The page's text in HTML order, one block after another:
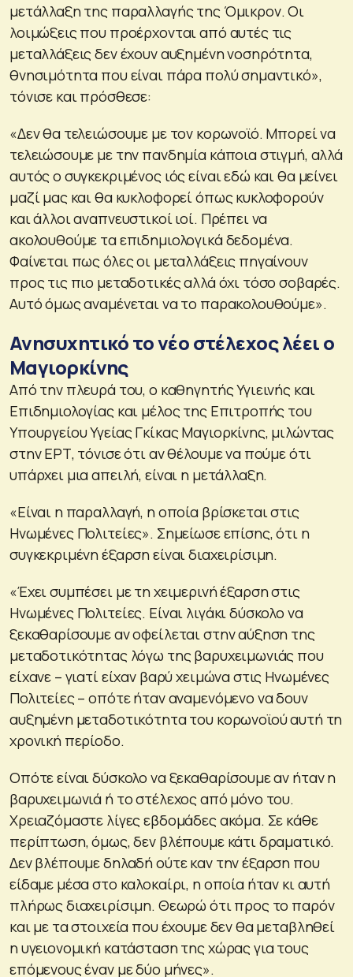
μετάλλαξη της παραλλαγής της Όμικρον. Οι
λοιμώξεις που προέρχονται από αυτές τις
μεταλλάξεις δεν έχουν αυξημένη νοσηρότητα,
θνησιμότητα που είναι πάρα πολύ σημαντικό»,
τόνισε και πρόσθεσε:
«Δεν θα τελειώσουμε με τον κορωνοϊό. Μπορεί να
τελειώσουμε με την πανδημία κάποια στιγμή, αλλά
αυτός ο συγκεκριμένος ιός είναι εδώ και θα μείνει
μαζί μας και θα κυκλοφορεί όπως κυκλοφορούν
και άλλοι αναπνευστικοί ιοί. Πρέπει να
ακολουθούμε τα επιδημιολογικά δεδομένα.
Φαίνεται πως όλες οι μεταλλάξεις πηγαίνουν
προς τις πιο μεταδοτικές αλλά όχι τόσο σοβαρές.
Αυτό όμως αναμένεται να το παρακολουθούμε».
Ανησυχητικό το νέο στέλεχος λέει ο
Μαγιορκίνης
Από την πλευρά του, ο καθηγητής Υγιεινής και
Επιδημιολογίας και μέλος της Επιτροπής του
Υπουργείου Υγείας Γκίκας Μαγιορκίνης, μιλώντας
στην ΕΡΤ, τόνισε ότι αν θέλουμε να πούμε ότι
υπάρχει μια απειλή, είναι η μετάλλαξη.
«Είναι η παραλλαγή, η οποία βρίσκεται στις
Ηνωμένες Πολιτείες». Σημείωσε επίσης, ότι η
συγκεκριμένη έξαρση είναι διαχειρίσιμη.
«Έχει συμπέσει με τη χειμερινή έξαρση στις
Ηνωμένες Πολιτείες. Είναι λιγάκι δύσκολο να
ξεκαθαρίσουμε αν οφείλεται στην αύξηση της
μεταδοτικότητας λόγω της βαρυχειμωνιάς που
είχανε – γιατί είχαν βαρύ χειμώνα στις Ηνωμένες
Πολιτείες – οπότε ήταν αναμενόμενο να δουν
αυξημένη μεταδοτικότητα του κορωνοϊού αυτή τη
χρονική περίοδο.
Οπότε είναι δύσκολο να ξεκαθαρίσουμε αν ήταν η
βαρυχειμωνιά ή το στέλεχος από μόνο του.
Χρειαζόμαστε λίγες εβδομάδες ακόμα. Σε κάθε
περίπτωση, όμως, δεν βλέπουμε κάτι δραματικό.
Δεν βλέπουμε δηλαδή ούτε καν την έξαρση που
είδαμε μέσα στο καλοκαίρι, η οποία ήταν κι αυτή
πλήρως διαχειρίσιμη. Θεωρώ ότι προς το παρόν
και με τα στοιχεία που έχουμε δεν θα μεταβληθεί
η υγειονομική κατάσταση της χώρας για τους
επόμενους έναν με δύο μήνες».